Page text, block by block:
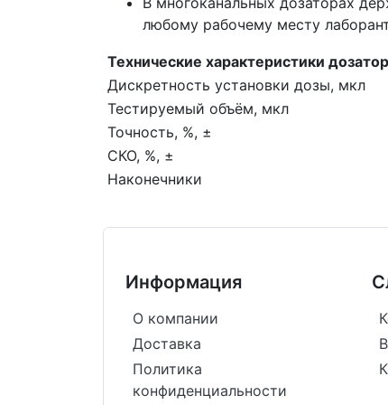
любому рабочему месту
Технические характеристики
Дискретность установки дозы, мкл
Тестируемый объём, мкл
Точность, %, ±
СКО, %, ±
Наконечники
Информация
О компании
Доставка
Политика
конфиденциальности